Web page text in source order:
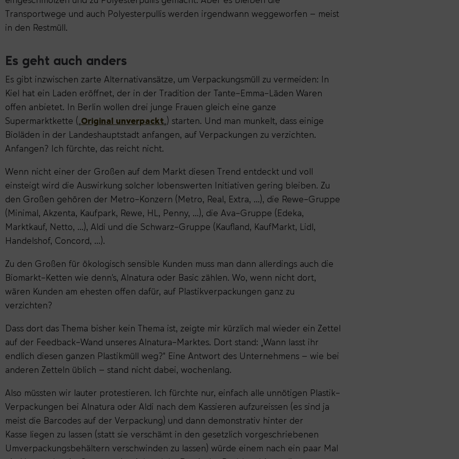
Transportwege und auch Polyesterpullis werden irgendwann weggeworfen – meist
in den Restmüll.
Es geht auch anders
Es gibt inzwischen zarte Alternativansätze, um Verpackungsmüll zu vermeiden: In
Kiel hat ein Laden eröffnet, der in der Tradition der Tante-Emma-Läden Waren
offen anbietet. In Berlin wollen drei junge Frauen gleich eine ganze
Supermarktkette („ Original unverpackt „) starten. Und man munkelt, dass einige
Bioläden in der Landeshauptstadt anfangen, auf Verpackungen zu verzichten.
Anfangen? Ich fürchte, das reicht nicht.
Wenn nicht einer der Großen auf dem Markt diesen Trend entdeckt und voll
einsteigt wird die Auswirkung solcher lobenswerten Initiativen gering bleiben. Zu
den Großen gehören der Metro-Konzern (Metro, Real, Extra, …), die Rewe-Gruppe
(Minimal, Akzenta, Kaufpark, Rewe, HL, Penny, …), die Ava-Gruppe (Edeka,
Marktkauf, Netto, …), Aldi und die Schwarz-Gruppe (Kaufland, KaufMarkt, Lidl,
Handelshof, Concord, …).
Zu den Großen für ökologisch sensible Kunden muss man dann allerdings auch die
Biomarkt-Ketten wie denn’s, Alnatura oder Basic zählen. Wo, wenn nicht dort,
wären Kunden am ehesten offen dafür, auf Plastikverpackungen ganz zu
verzichten?
Dass dort das Thema bisher kein Thema ist, zeigte mir kürzlich mal wieder ein Zettel
auf der Feedback-Wand unseres Alnatura-Marktes. Dort stand: „Wann lasst ihr
endlich diesen ganzen Plastikmüll weg?“ Eine Antwort des Unternehmens – wie bei
anderen Zetteln üblich – stand nicht dabei, wochenlang.
Also müssten wir lauter protestieren. Ich fürchte nur, einfach alle unnötigen Plastik-
Verpackungen bei Alnatura oder Aldi nach dem Kassieren aufzureissen (es sind ja
meist die Barcodes auf der Verpackung) und dann demonstrativ hinter der
Kasse liegen zu lassen (statt sie verschämt in den gesetzlich vorgeschriebenen
Umverpackungsbehältern verschwinden zu lassen) würde einem nach ein paar Mal